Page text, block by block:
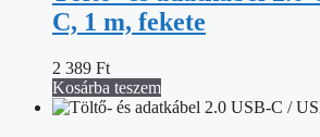
C, 1 m, fekete
2 389 Ft
Kosárba teszem